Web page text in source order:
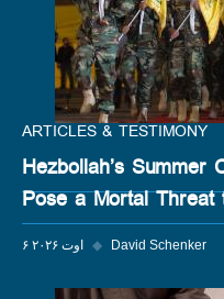
ARTICLES & TESTIMONY
Hezbollah’s Summer
Pose a Mortal Threat
۶ اوت ۲۰۲۶ ◆ David Schenker